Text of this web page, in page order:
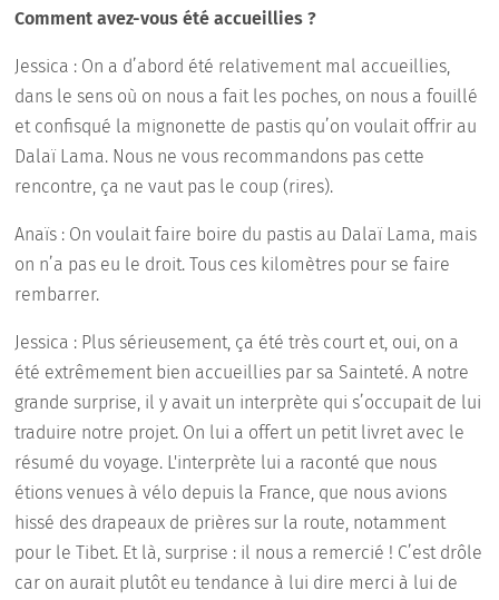
Comment avez-vous été accueillies ?
Jessica : On a d’abord été relativement mal accueillies,
dans le sens où on nous a fait les poches, on nous a fouillé
et confisqué la mignonette de pastis qu’on voulait offrir au
Dalaï Lama. Nous ne vous recommandons pas cette
rencontre, ça ne vaut pas le coup (rires).
Anaïs : On voulait faire boire du pastis au Dalaï Lama, mais
on n’a pas eu le droit. Tous ces kilomètres pour se faire
rembarrer.
Jessica : Plus sérieusement, ça été très court et, oui, on a
été extrêmement bien accueillies par sa Sainteté. A notre
grande surprise, il y avait un interprète qui s’occupait de lui
traduire notre projet. On lui a offert un petit livret avec le
résumé du voyage. L'interprète lui a raconté que nous
étions venues à vélo depuis la France, que nous avions
hissé des drapeaux de prières sur la route, notamment
pour le Tibet. Et là, surprise : il nous a remercié ! C’est drôle
car on aurait plutôt eu tendance à lui dire merci à lui de